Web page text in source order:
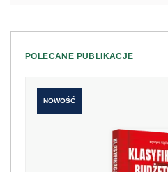
POLECANE PUBLIKACJE
NOWOŚĆ